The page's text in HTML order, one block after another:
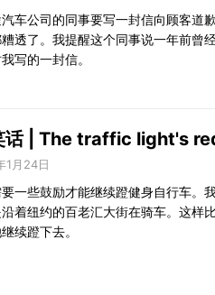
车公司的同事要写一封信向顾客道
透了。我提醒这个同事说一年前曾
写的一封信。
话 | The traffic light's
1月24日
一些鼓励才能继续蹬健身自行车。
着纽约的百老汇大街在骑车。这样
续蹬下去。